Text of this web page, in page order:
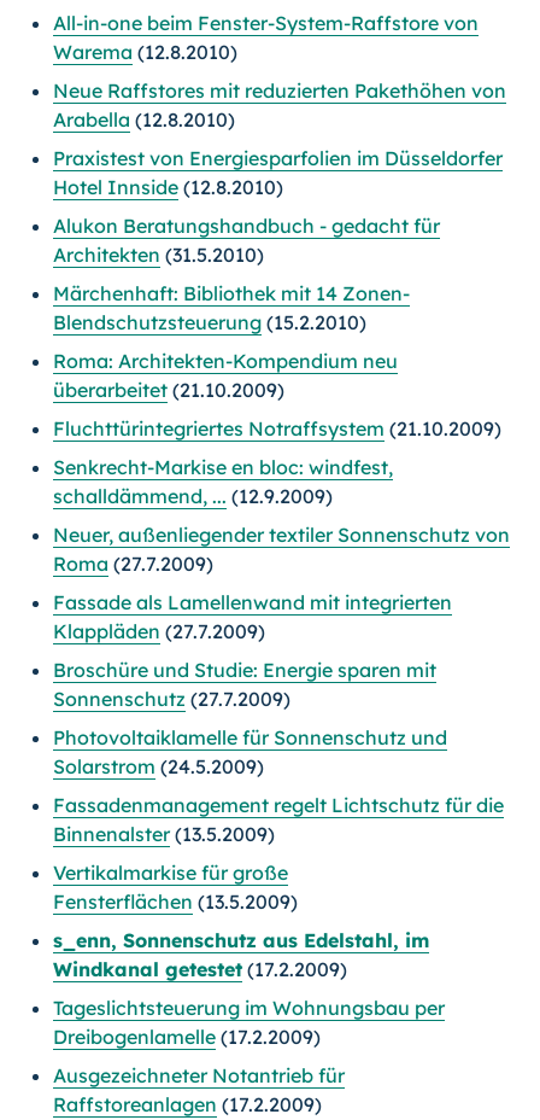
All-in-one beim Fenster-System-Raffstore von
Warema (12.8.2010)
Neue Raffstores mit reduzierten Pakethöhen von
Arabella (12.8.2010)
Praxistest von Energiesparfolien im Düsseldorfer
Hotel Innside (12.8.2010)
Alukon Beratungshandbuch - gedacht für
Architekten (31.5.2010)
Märchenhaft: Bibliothek mit 14 Zonen-
Blendschutzsteuerung (15.2.2010)
Roma: Architekten-Kompendium neu
überarbeitet (21.10.2009)
Fluchttürintegriertes Notraffsystem (21.10.2009)
Senkrecht-Markise en bloc: windfest,
schalldämmend, ... (12.9.2009)
Neuer, außenliegender textiler Sonnenschutz von
Roma (27.7.2009)
Fassade als Lamellenwand mit integrierten
Klappläden (27.7.2009)
Broschüre und Studie: Energie sparen mit
Sonnenschutz (27.7.2009)
Photovoltaiklamelle für Sonnenschutz und
Solarstrom (24.5.2009)
Fassadenmanagement regelt Lichtschutz für die
Binnenalster(13.5.2009)
Vertikalmarkise für große
Fensterflächen (13.5.2009)
s_enn, Sonnenschutz aus Edelstahl, im
Windkanal getestet (17.2.2009)
Tageslichtsteuerung im Wohnungsbau per
Dreibogenlamelle (17.2.2009)
Ausgezeichneter Notantrieb für
Raffstoreanlagen (17.2.2009)